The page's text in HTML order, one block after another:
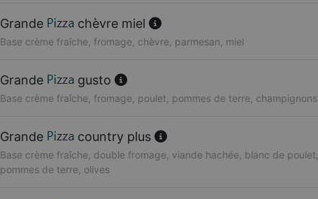
Grande chèvre miel
Base crème fraîche, fromage, chèvre, parmesan, miel
Grande gusto
Base crème fraîche, fromage, poulet, pommes de terre, champignons
Grande country plus
Base crème fraîche, double fromage, viande hachée, blanc de poulet,
pommes de terre, olives